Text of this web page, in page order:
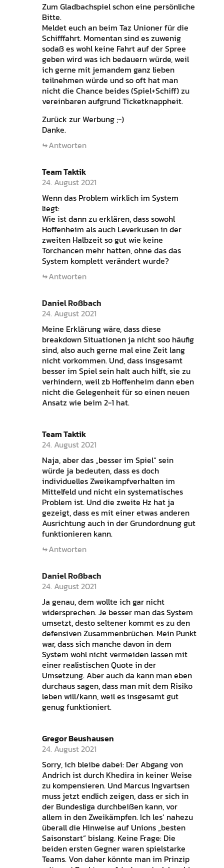
Zum Gladbachspiel schon eine persönliche
Bitte.
Meldet euch an beim Taz Unioner für die
Schifffahrt. Momentan sind es zuwenig
sodaß es wohl keine Fahrt auf der Spree
geben wird was ich bedauern würde, weil
ich gerne mit jemandem ganz lieben
teilnehmen würde und so oft hat man
nicht die Chance beides (Spiel+Schiff) zu
vereinbaren aufgrund Ticketknappheit.
Zurück zur Werbung ;-)
Danke.
Antworten
Team Taktik
24. August 2021
Wenn das Problem wirklich im System
liegt:
Wie ist dann zu erklären, dass sowohl
Hoffenheim als auch Leverkusen in der
zweiten Halbzeit so gut wie keine
Torchancen mehr hatten, ohne das das
System komplett verändert wurde?
Antworten
Daniel Roßbach
24. August 2021
Meine Erklärung wäre, dass diese
breakdown Situationen ja nicht soo häufig
sind, also auch gerne mal eine Zeit lang
nicht vorkommen. Und, dass insgesamt
besser im Spiel sein halt auch hilft, sie zu
verhindern, weil zb Hoffenheim dann eben
nicht die Gelegenheit für so einen neuen
Ansatz wie beim 2-1 hat.
Team Taktik
24. August 2021
Naja, aber das „besser im Spiel“ sein
würde ja bedeuten, dass es doch
individuelles Zweikampfverhalten im
Mittelfeld und nicht ein systematisches
Problem ist. Und die zweite Hz hat ja
gezeigt, dass es mit einer etwas anderen
Ausrichtung auch in der Grundordnung gut
funktionieren kann.
Antworten
Daniel Roßbach
24. August 2021
Ja genau, dem wollte ich gar nicht
widersprechen. Je besser man das System
umsetzt, desto seltener kommt es zu den
defensiven Zusammenbrüchen. Mein Punkt
war, dass sich manche davon in dem
System wohl nicht vermeiden lassen mit
einer realistischen Quote in der
Umsetzung. Aber auch da kann man eben
durchaus sagen, dass man mit dem Risiko
leben will/kann, weil es insgesamt gut
genug funktioniert.
Gregor Beushausen
24. August 2021
Sorry, ich bleibe dabei: Der Abgang von
Andrich ist durch Khedira in keiner Weise
zu kompensieren. Und Marcus Ingvartsen
muss jetzt endlich zeigen, dass er sich in
der Bundesliga durchbeißen kann, vor
allem in den Zweikämpfen. Ich les‘ nahezu
überall die Hinweise auf Unions „besten
Saisonstart“ bislang. Keine Frage: Die
beiden ersten Gegner waren spielstarke
Teams. Von daher könnte man im Prinzip